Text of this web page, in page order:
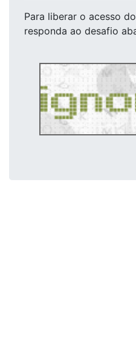
Para liberar o acesso
responda ao desafio